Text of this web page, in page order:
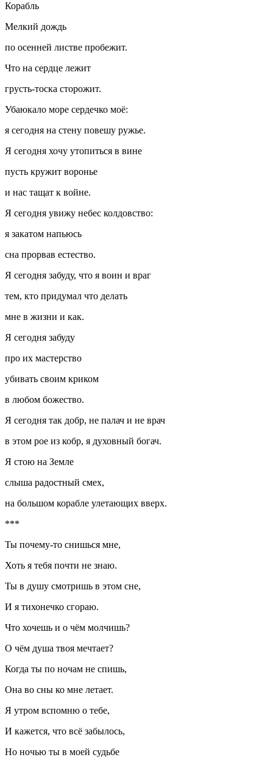
Корабль
Мелкий дождь
по осенней листве пробежит.
Что на сердце лежит
грусть-тоска сторожит.
Убаюкало море сердечко моё:
я сегодня на стену повешу ружье.
Я сегодня хочу утопиться в вине
пусть кружит воронье
и нас тащат к войне.
Я сегодня увижу небес колдовство:
я закатом напьюсь
сна прорвав естество.
Я сегодня забуду, что я воин и враг
тем, кто придумал что делать
мне в жизни и как.
Я сегодня забуду
про их мастерство
убивать своим криком
в любом божество.
Я сегодня так добр, не палач и не врач
в этом рое из кобр, я духовный богач.
Я стою на Земле
слыша радостный смех,
на большом корабле улетающих вверх.
***
Ты почему-то снишься мне,
Хоть я тебя почти не знаю.
Ты в душу смотришь в этом сне,
И я тихонечко сгораю.
Что хочешь и о чём молчишь?
О чём душа твоя мечтает?
Когда ты по ночам не спишь,
Она во сны ко мне летает.
Я утром вспомню о тебе,
И кажется, что всё забылось,
Но ночью ты в моей судьбе